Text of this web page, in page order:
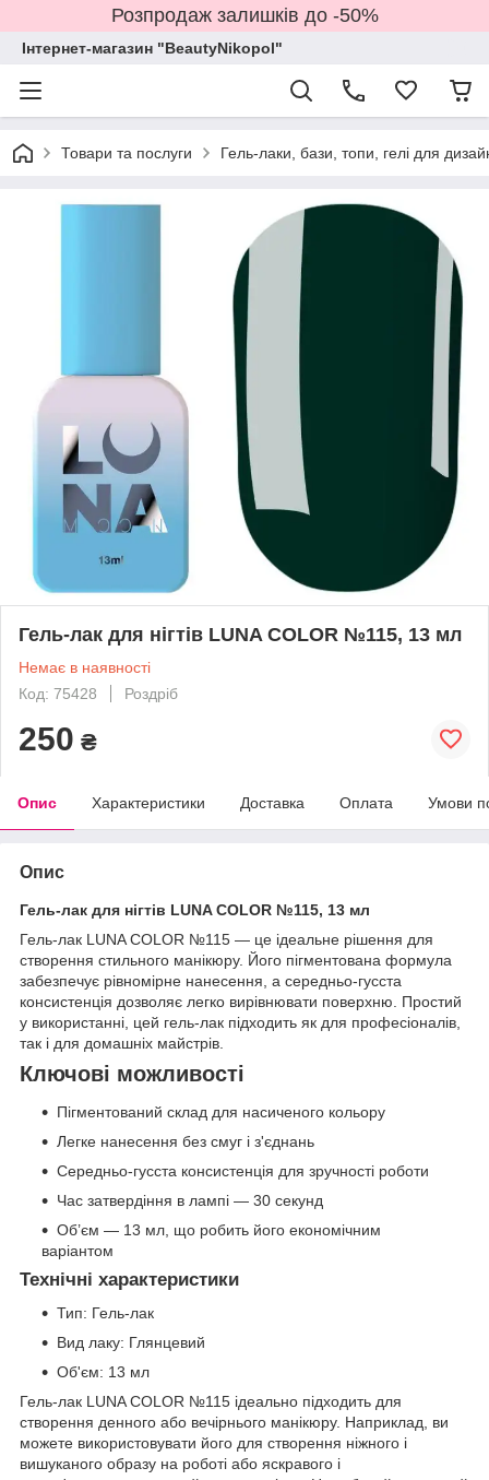
Розпродаж залишків до -50%
Інтернет-магазин "BeautyNikopol"
Товари та послуги Гель-лаки, бази, топи, гелі для
Гель-лак для нігтів LUNA COLOR №115, 13 мл
Немає в наявності
Код: 75428
Роздріб
250 ₴
Опис Характеристики Доставка Оплата Умови
Опис
Гель-лак для нігтів LUNA COLOR №115, 13 мл
Гель-лак LUNA COLOR №115 — це ідеальне рішення для
створення стильного манікюру. Його пігментована формула
забезпечує рівномірне нанесення, а середньо-гусста
консистенція дозволяє легко вирівнювати поверхню. Простий
у використанні, цей гель-лак підходить як для професіоналів,
так і для домашніх майстрів.
Ключові можливості
Пігментований склад для насиченого кольору
Легке нанесення без смуг і з'єднань
Середньо-гусста консистенція для зручності роботи
Час затвердіння в лампі — 30 секунд
Об’єм — 13 мл, що робить його економічним
варіантом
Технічні характеристики
Тип: Гель-лак
Вид лаку: Глянцевий
Об'єм: 13 мл
Гель-лак LUNA COLOR №115 ідеально підходить для
створення денного або вечірнього манікюру. Наприклад, ви
можете використовувати його для створення ніжного і
вишуканого образу на роботі або яскравого і